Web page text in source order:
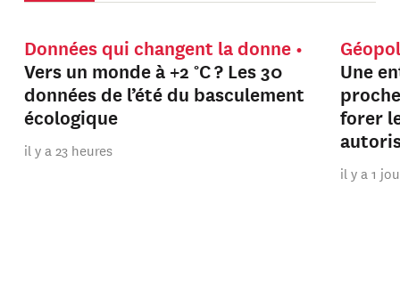
Données qui changent la donne
Vers un monde à +2 °C ? Les 30
données de l’été du basculement
écologique
il y a 23 heures
Une
forer
il y a 1